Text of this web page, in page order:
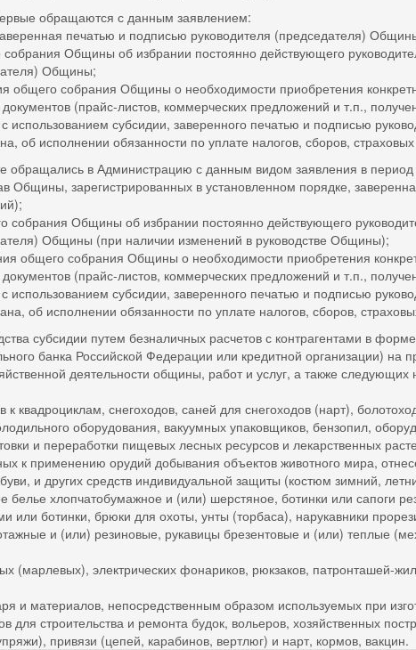
обращаются с данным заявлением:
печатью и подписью руководителя (председателя)
Общины об избрании постоянно действующего
Общины;
собрания Общины о необходимости приобретения
(прайс-листов, коммерческих предложений и т.п.,
использованием субсидии, заверенного печатью и подписью
исполнении обязанности по уплате налогов, сборов,
в Администрацию с данным видом заявления в период
зарегистрированных в установленном порядке,
Общины об избрании постоянно действующего
Общины (при наличии изменений в руководстве Общины);
собрания Общины о необходимости приобретения
(прайс-листов, коммерческих предложений и т.п.,
использованием субсидии, заверенного печатью и подписью
исполнении обязанности по уплате налогов, сборов,
путем безналичных расчетов с контрагентами в форме
банка Российской Федерации или кредитной организации) на
деятельности общины, работ и услуг, а также
снегоходов, саней для снегоходов (нарт),
оборудования, вакуумных упаковщиков, бензопил,
и переработки пищевых лесных ресурсов и лекарственных
к применению орудий добывания объектов животного мира,
других средств индивидуальной защиты (костюм зимний,
белье хлопчатобумажное и (или) шерстяное, ботинки или сапоги
или ботинки, брюки для охоты, унты (торбаса), нарукавники
и (или) резиновые, рукавицы брезентовые и (или) теплые
электрических фонариков, рюкзаков, патронташей-
непосредственным образом используемых при
и ремонта будок, вольеров, хозяйственных
привязи (цепей, карабинов, вертлюг) и нарт, кормов, вакцин.